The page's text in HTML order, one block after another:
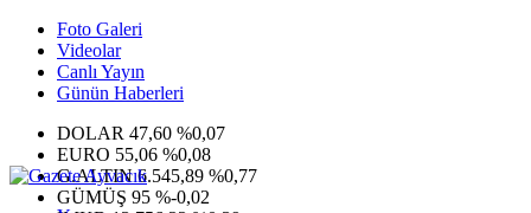
Foto Galeri
Videolar
Canlı Yayın
Günün Haberleri
DOLAR 47,60 %0,07
EURO 55,06 %0,08
G.ALTIN6.545,89 %0,77
GÜMÜŞ 95 %-0,02